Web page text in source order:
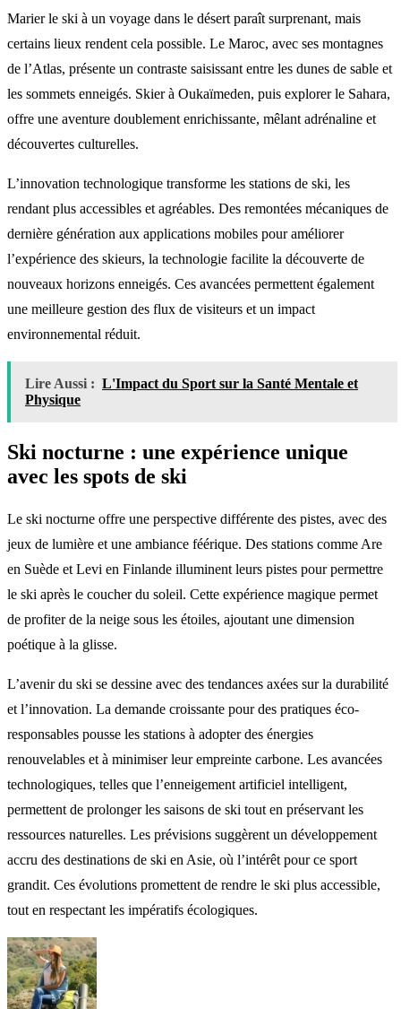
Marier le ski à un voyage dans le désert paraît surprenant, mais
certains lieux rendent cela possible. Le Maroc, avec ses montagnes
de l’Atlas, présente un contraste saisissant entre les dunes de sable et
les sommets enneigés. Skier à Oukaïmeden, puis explorer le Sahara,
offre une aventure doublement enrichissante, mêlant adrénaline et
découvertes culturelles.
L’innovation technologique transforme les stations de ski, les
rendant plus accessibles et agréables. Des remontées mécaniques de
dernière génération aux applications mobiles pour améliorer
l’expérience des skieurs, la technologie facilite la découverte de
nouveaux horizons enneigés. Ces avancées permettent également
une meilleure gestion des flux de visiteurs et un impact
environnemental réduit.
Lire Aussi : L'Impact du Sport sur la Santé Mentale et
Physique
Ski nocturne : une expérience unique
avec les spots de ski
Le ski nocturne offre une perspective différente des pistes, avec des
jeux de lumière et une ambiance féérique. Des stations comme Are
en Suède et Levi en Finlande illuminent leurs pistes pour permettre
le ski après le coucher du soleil. Cette expérience magique permet
de profiter de la neige sous les étoiles, ajoutant une dimension
poétique à la glisse.
L’avenir du ski se dessine avec des tendances axées sur la durabilité
et l’innovation. La demande croissante pour des pratiques éco-
responsables pousse les stations à adopter des énergies
renouvelables et à minimiser leur empreinte carbone. Les avancées
technologiques, telles que l’enneigement artificiel intelligent,
permettent de prolonger les saisons de ski tout en préservant les
ressources naturelles. Les prévisions suggèrent un développement
accru des destinations de ski en Asie, où l’intérêt pour ce sport
grandit. Ces évolutions promettent de rendre le ski plus accessible,
tout en respectant les impératifs écologiques.